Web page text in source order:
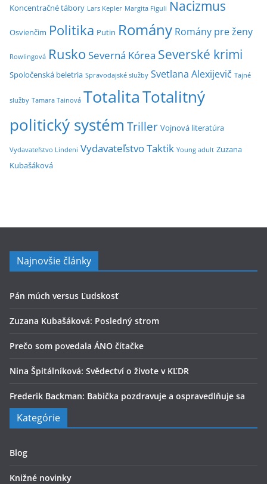
Koncentračné tábory Lars Kepler Margita Figuli Nacizmus
Osvienčim Politika Putin Romány Romány pre ženy
Rowlingová Rusko Severná Kórea Severské krimi
Spoločenská beletria Spravodajské služby Svetlana Alexijevič Tajné
služby Tamara Tainová TotalitaTotalitný
politický systém Triller Vojnová literatúra
Vydavateľstvo Lindeni Vydavateľstvo Taktik Young adult Zuzana
Kubašáková
Najnovšie články
Pán múch versus Ľudskosť
Zuzana Kubašáková: Posledný strom
Prečo som povedala ÁNO čítačke
Nina Špitálníková: Svědectví o živote v KĽDR
Frederik Backman: Babička pozdravuje a ospravedlňuje sa
Kategórie
Blog
Knižné novinky